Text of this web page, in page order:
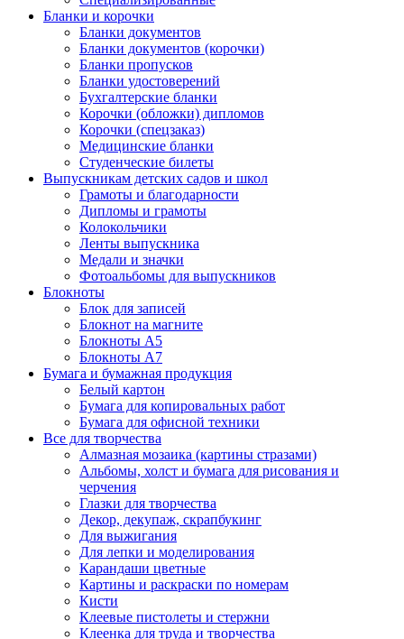
Бланки и корочки
Бланки документов
Бланки документов (корочки)
Бланки пропусков
Бланки удостоверений
Бухгалтерские бланки
Корочки (обложки) дипломов
Корочки (спецзаказ)
Медицинские бланки
Студенческие билеты
Выпускникам детских садов и школ
Грамоты и благодарности
Дипломы и грамоты
Колокольчики
Ленты выпускника
Медали и значки
Фотоальбомы для выпускников
Блокноты
Блок для записей
Блокнот на магните
Блокноты А5
Блокноты А7
Бумага и бумажная продукция
Белый картон
Бумага для копировальных работ
Бумага для офисной техники
Все для творчества
Алмазная мозаика (картины стразами)
Альбомы, холст и бумага для рисования и
черчения
Глазки для творчества
Декор, декупаж, скрапбукинг
Для выжигания
Для лепки и моделирования
Карандаши цветные
Картины и раскраски по номерам
Кисти
Клеевые пистолеты и стержни
Клеенка для труда и творчества